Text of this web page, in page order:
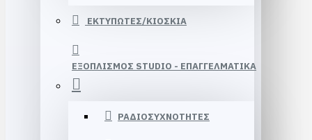
ΕΚΤΥΠΩΤΕΣ/ΚΙΟΣΚΙΑ
ΕΞΟΠΛΙΣΜΟΣ STUDIΟ - ΕΠΑΓΓΕΛΜΑΤΙΚΑ
ΡΑΔΙΟΣΥΧΝΟΤΗΤΕΣ